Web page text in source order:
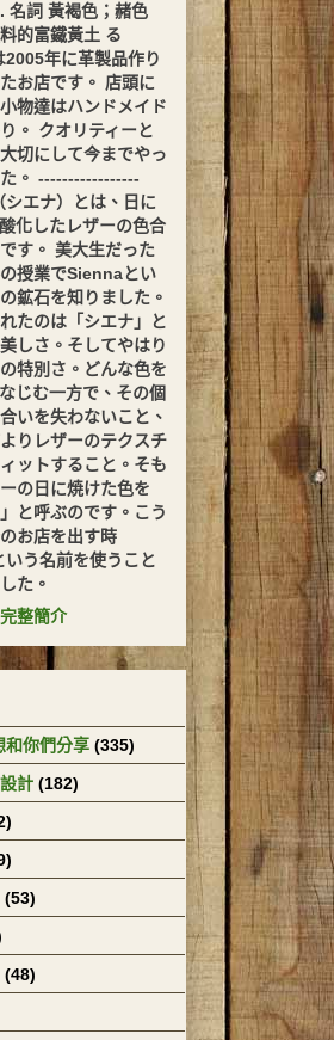
名詞 黃褐色；赭色
的富鐵黃土 る
年に革製品作り
お店です。 店頭に
物達はハンドメイド
。 クオリティーと
切にして今までやっ
。 -----------------
エナ）とは、日に
化したレザーの色合
す。 美大生だった
授業でSiennaとい
鉱石を知りました。
たのは「シエナ」と
しさ。そしてやはり
特別さ。どんな色を
じむ一方で、その個
いを失わないこと、
りレザーのテクスチ
ットすること。そも
の日に焼けた色を
」と呼ぶのです。こう
お店を出す時
う名前を使うこと
た。
整簡介
你們分享 (335)
計 (182)
(53)
(48)